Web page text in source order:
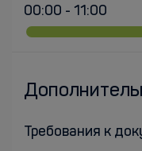
00:00 - 11:00
Требования к